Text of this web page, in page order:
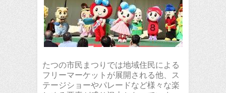
たつの市民まつりでは地域住民による
フリーマーケットが展開される他、ス
テージショーやパレードなど様々な楽